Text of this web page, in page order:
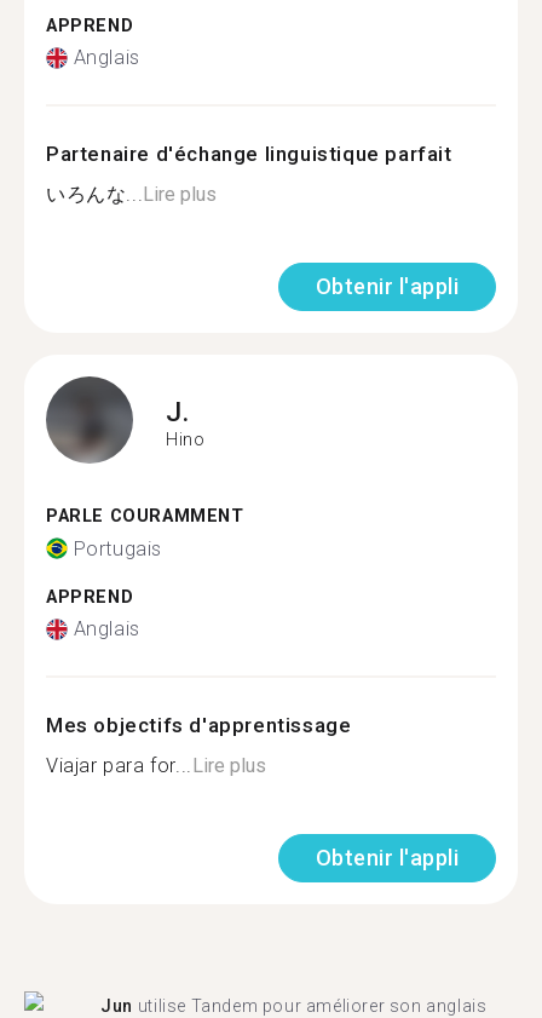
APPREND
Anglais
Partenaire d'échange linguistique parfait
いろんな...Lire plus
Obtenir l'appli
J.
Hino
PARLE COURAMMENT
Portugais
APPREND
Anglais
Mes objectifs d'apprentissage
Viajar para for...Lire plus
Obtenir l'appli
Jun utilise Tandem pour améliorer son anglais